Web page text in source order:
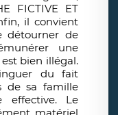
FICTIVE ET
il convient
détourner de
une
bien illégal.
du fait
de sa famille
effective. Le